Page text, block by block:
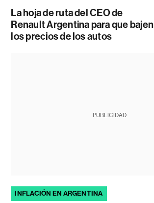
La hoja de ruta del CEO de
Renault Argentina para que bajen
los precios de los autos
PUBLICIDAD
INFLACIÓN EN ARGENTINA